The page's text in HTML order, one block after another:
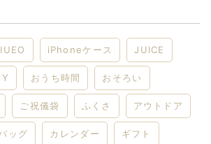
iPhoneケース JUICE
おうち時間 おそろい
ご祝儀袋 ふくさ アウトドア
ッグ カレンダー ギフト